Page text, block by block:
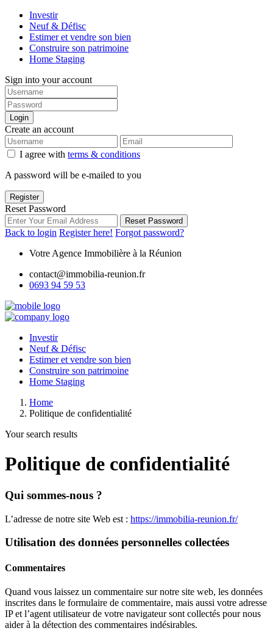
Investir
Neuf & Défisc
Estimer et vendre son bien
Construire son patrimoine
Home Staging
Sign into your account
Login
Create an account
I agree with terms & conditions
A password will be e-mailed to you
Register
Reset Password
Reset Password
Back to login Register here! Forgot password?
Votre Agence Immobilière à la Réunion
contact@immobilia-reunion.fr
0693 94 59 53
Investir
Neuf & Défisc
Estimer et vendre son bien
Construire son patrimoine
Home Staging
Home
Politique de confidentialité
Your search results
Politique de confidentialité
Qui sommes-nous ?
L’adresse de notre site Web est : https://immobilia-reunion.fr/
Utilisation des données personnelles collectées
Commentaires
Quand vous laissez un commentaire sur notre site web, les données
inscrites dans le formulaire de commentaire, mais aussi votre adresse
IP et l’agent utilisateur de votre navigateur sont collectés pour nous
aider à la détection des commentaires indésirables.